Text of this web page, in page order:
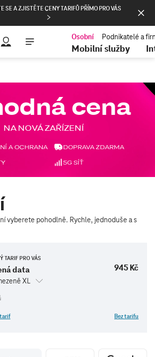
SE A ZJISTĚTE CENY TARIFŮ PŘÍMO PRO VÁS
Nákupní košík
Mobilní služby
vyberete pohodlně. Rychle, jednoduše a s
TARIF PRO VÁS
data
XL
945 Kč
Bez tarifu